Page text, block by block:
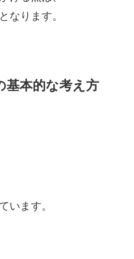
なります。
基本的な考え方
います。